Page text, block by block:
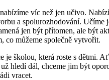
víc než jen učivo.
a spolurozhodování. Učíme
jen být přítomen, ale být
co můžeme společně vytvořit.
je školou, která roste s dětmi.
už hledí dál, chceme jim být
vracet.